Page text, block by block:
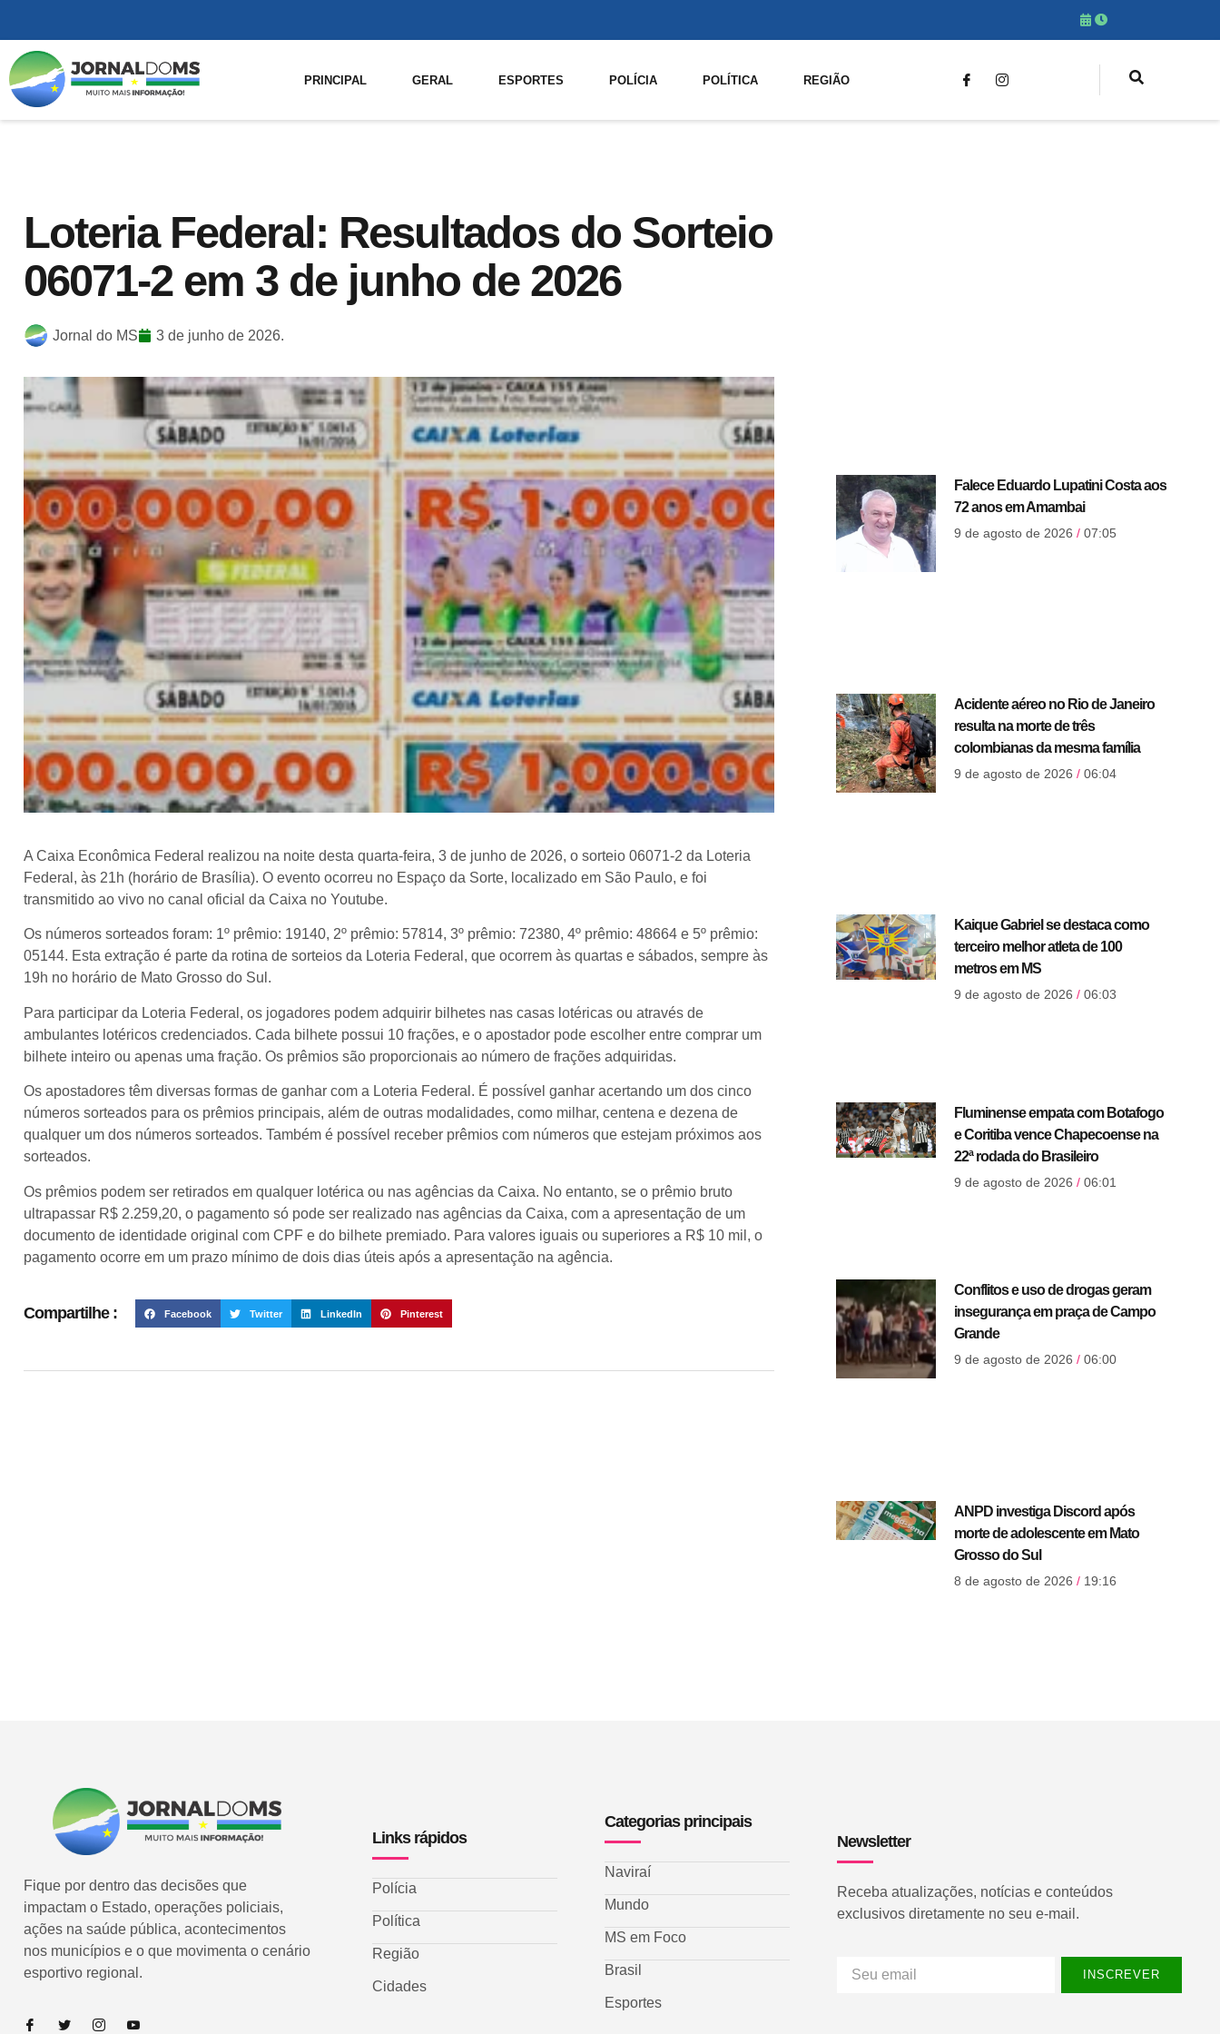
PRINCIPAL GERAL ESPORTES POLÍCIA POLÍTICA REGIÃO
Loteria Federal: Resultados do Sorteio
06071-2 em 3 de junho de 2026
Jornal do MS 3 de junho de 2026.
A Caixa Econômica Federal realizou na noite desta quarta-feira, 3 de junho de 2026, o sorteio 06071-2 da Loteria
Federal, às 21h (horário de Brasília). O evento ocorreu no Espaço da Sorte, localizado em São Paulo, e foi
transmitido ao vivo no canal oficial da Caixa no Youtube.
Os números sorteados foram: 1º prêmio: 19140, 2º prêmio: 57814, 3º prêmio: 72380, 4º prêmio: 48664 e 5º prêmio:
05144. Esta extração é parte da rotina de sorteios da Loteria Federal, que ocorrem às quartas e sábados, sempre às
19h no horário de Mato Grosso do Sul.
Para participar da Loteria Federal, os jogadores podem adquirir bilhetes nas casas lotéricas ou através de
ambulantes lotéricos credenciados. Cada bilhete possui 10 frações, e o apostador pode escolher entre comprar um
bilhete inteiro ou apenas uma fração. Os prêmios são proporcionais ao número de frações adquiridas.
Os apostadores têm diversas formas de ganhar com a Loteria Federal. É possível ganhar acertando um dos cinco
números sorteados para os prêmios principais, além de outras modalidades, como milhar, centena e dezena de
qualquer um dos números sorteados. Também é possível receber prêmios com números que estejam próximos aos
sorteados.
Os prêmios podem ser retirados em qualquer lotérica ou nas agências da Caixa. No entanto, se o prêmio bruto
ultrapassar R$ 2.259,20, o pagamento só pode ser realizado nas agências da Caixa, com a apresentação de um
documento de identidade original com CPF e do bilhete premiado. Para valores iguais ou superiores a R$ 10 mil, o
pagamento ocorre em um prazo mínimo de dois dias úteis após a apresentação na agência.
Compartilhe : Facebook Twitter LinkedIn Pinterest
Falece Eduardo Lupatini Costa aos
72 anos em Amambai
9 de agosto de 2026 07:05
Acidente aéreo no Rio de Janeiro
resulta na morte de três
colombianas da mesma família
9 de agosto de 2026 06:04
Kaique Gabriel se destaca como
terceiro melhor atleta de 100
metros em MS
9 de agosto de 2026 06:03
Fluminense empata com Botafogo
e Coritiba vence Chapecoense na
22ª rodada do Brasileiro
9 de agosto de 2026 06:01
Conflitos e uso de drogas geram
insegurança em praça de Campo
Grande
9 de agosto de 2026 06:00
ANPD investiga Discord após
morte de adolescente em Mato
Grosso do Sul
8 de agosto de 2026 19:16
Fique por dentro das decisões que
impactam o Estado, operações policiais,
ações na saúde pública, acontecimentos
nos municípios e o que movimenta o cenário
esportivo regional.
Links rápidos
Polícia
Política
Região
Cidades
Categorias principais
Naviraí
Mundo
MS em Foco
Brasil
Esportes
Newsletter
Receba atualizações, notícias e conteúdos
exclusivos diretamente no seu e-mail.
INSCREVER